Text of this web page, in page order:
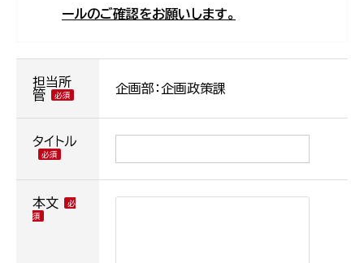
ールのご確認をお願いします。
担当所
管
企画部：企画政策課
タイトル
本文